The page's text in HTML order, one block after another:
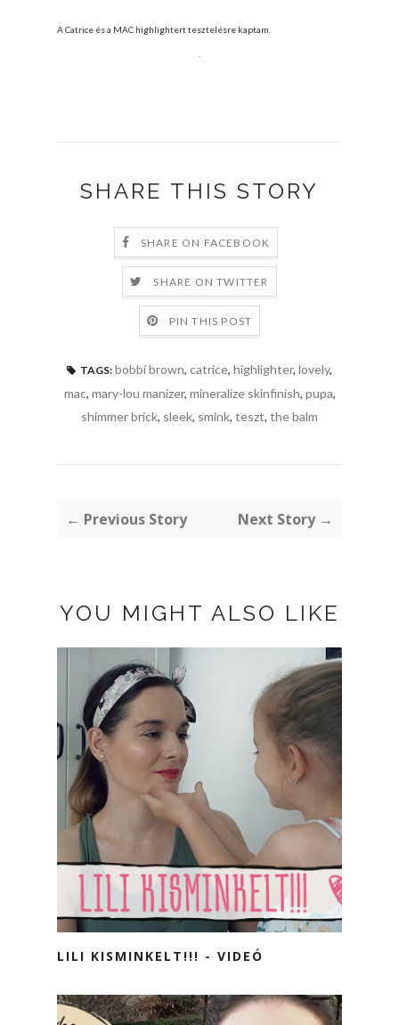
A Catrice és a MAC highlightert tesztelésre kaptam.
SHARE THIS STORY
SHARE ON FACEBOOK
SHARE ON TWITTER
PIN THIS POST
TAGS: bobbi brown, catrice, highlighter, lovely,
mac, mary-lou manizer, mineralize skinfinish, pupa,
shimmer brick, sleek, smink, teszt, the balm
← Previous Story Next Story →
YOU MIGHT ALSO LIKE
LILI KISMINKELT!!! - VIDEÓ